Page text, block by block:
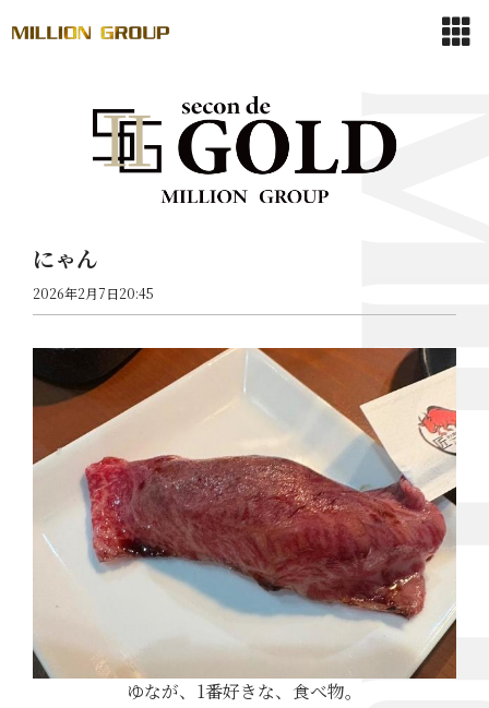
にゃん
2026年2月7日20:45
ゆなが、1番好きな、食べ物。